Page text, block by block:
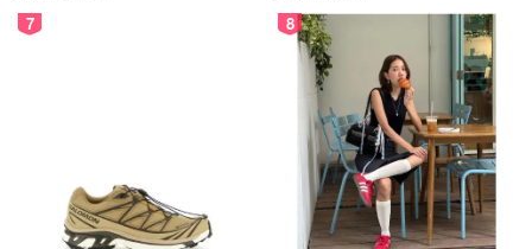
7 8